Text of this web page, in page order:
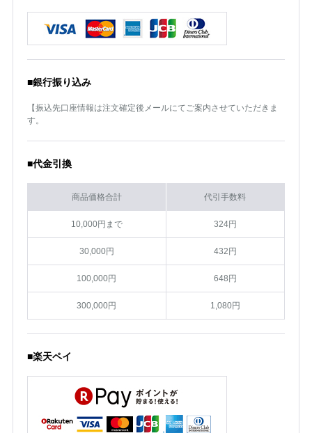
■銀行振り込み
【振込先口座情報は注文確定後メールにてご案内させていただきま
す。
■代金引換
商品価格合計 代引手数料
10,000円まで 324円
30,000円 432円
100,000円 648円
300,000円 1,080円
■楽天ペイ